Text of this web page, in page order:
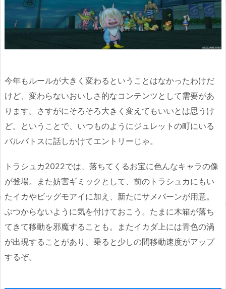
今年もルールが大きく変わるということはなかったわけだ
けど、変わらないおいしさ的なコンテンツとして需要があ
ります。さすがにそろそろ大きく変えてもいいとは思うけ
ど。ということで、いつものようにジュレットの町にいる
バルバトスに話しかけてエントリーじゃ。
トラシュカ2022では、落ちてくるお宝に色んなキャラの像
が登場。また妨害ギミックとして、前のトラシュカにもい
たイカやビッグモアイに加え、新たにサメバーンが用意。
ぶつからないように気を付けておこう。たまに木箱が落ち
てきて移動を邪魔することも。またイカダ上には青色の渦
が出現することがあり、乗ると少しの間移動速度がアップ
するぞ。